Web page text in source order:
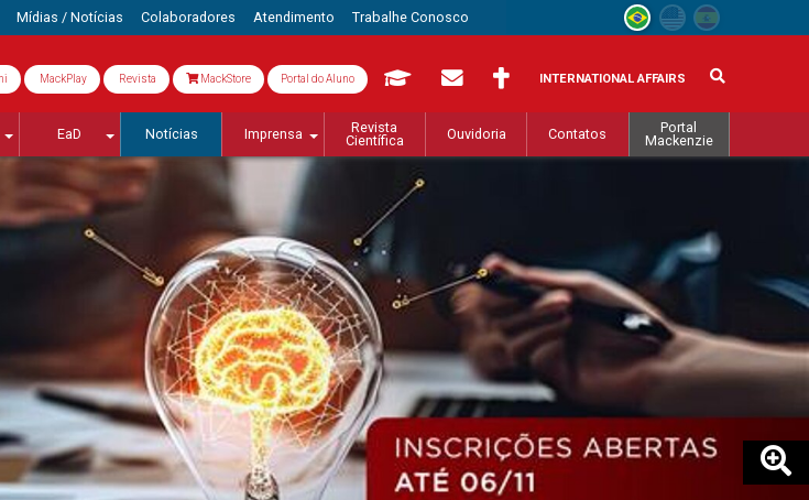
Mídias / Notícias Colaboradores Atendimento Trabalhe Conosco
MackPlay Revista MackStore Portal do Aluno INTERNATIONAL AFFAIRS
EaD Notícias Imprensa
Revista
Científica
Ouvidoria Contatos
Portal
Mackenzie